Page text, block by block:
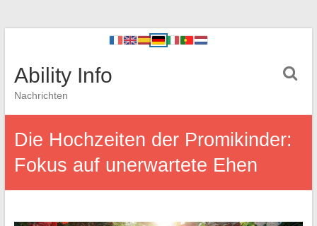
Ability Info
Nachrichten
Die Hochzeiten der Promikinder:
Fokus auf unerwartete Ehen